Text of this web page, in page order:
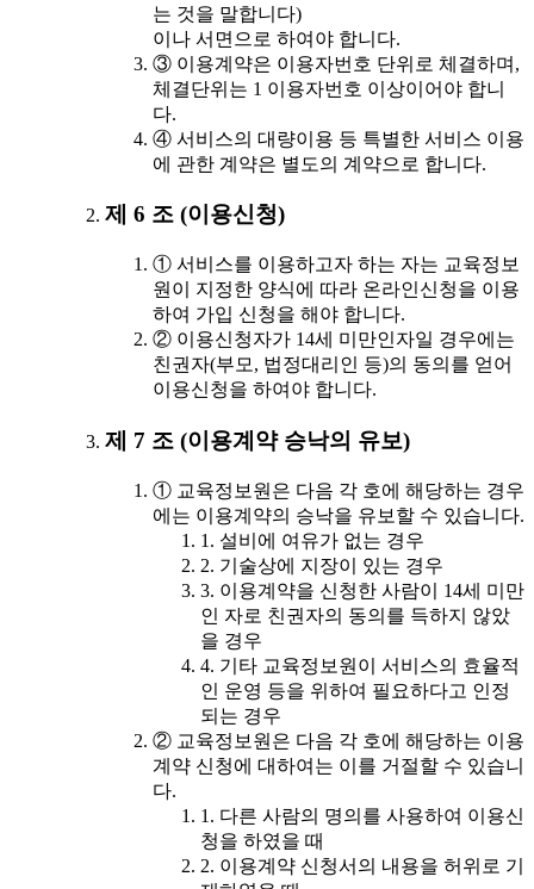
는 것을 말합니다)
이나 서면으로 하여야 합니다.
③ 이용계약은 이용자번호 단위로 체결하며,
체결단위는 1 이용자번호 이상이어야 합니
다.
④ 서비스의 대량이용 등 특별한 서비스 이용
에 관한 계약은 별도의 계약으로 합니다.
제 6 조 (이용신청)
① 서비스를 이용하고자 하는 자는 교육정보
원이 지정한 양식에 따라 온라인신청을 이용
하여 가입 신청을 해야 합니다.
② 이용신청자가 14세 미만인자일 경우에는
친권자(부모, 법정대리인 등)의 동의를 얻어
이용신청을 하여야 합니다.
제 7 조 (이용계약 승낙의 유보)
① 교육정보원은 다음 각 호에 해당하는 경우
에는 이용계약의 승낙을 유보할 수 있습니다.
1. 설비에 여유가 없는 경우
2. 기술상에 지장이 있는 경우
3. 이용계약을 신청한 사람이 14세 미만
인 자로 친권자의 동의를 득하지 않았
을 경우
4. 기타 교육정보원이 서비스의 효율적
인 운영 등을 위하여 필요하다고 인정
되는 경우
② 교육정보원은 다음 각 호에 해당하는 이용
계약 신청에 대하여는 이를 거절할 수 있습니
다.
1. 다른 사람의 명의를 사용하여 이용신
청을 하였을 때
2. 이용계약 신청서의 내용을 허위로 기